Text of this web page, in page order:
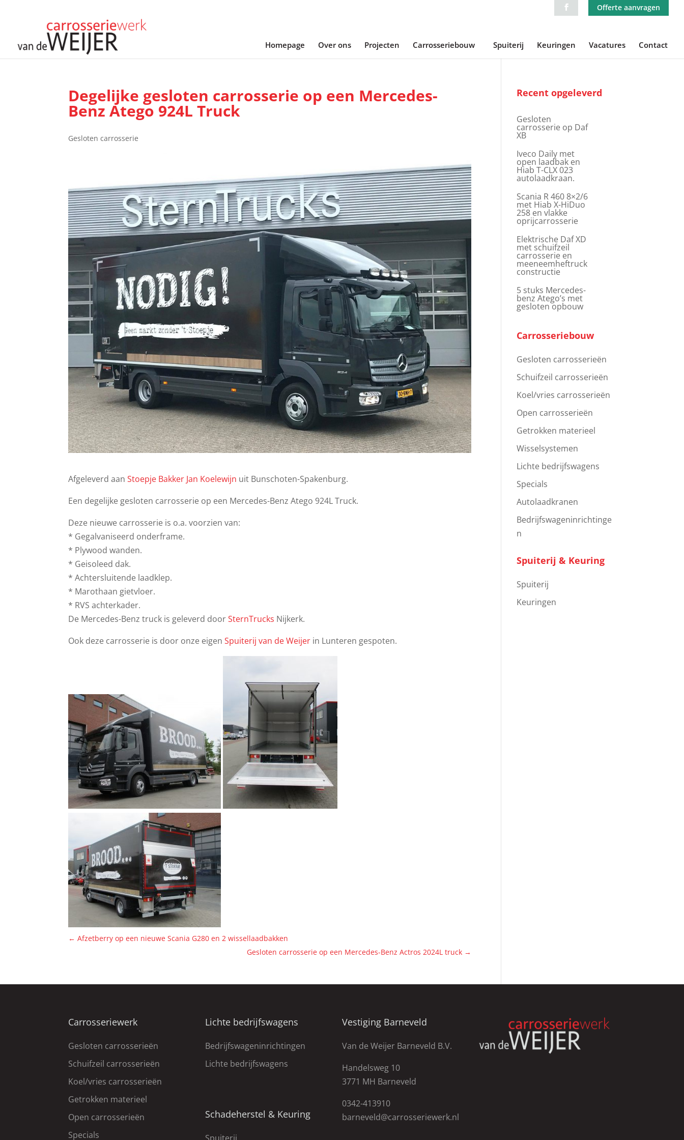
Offerte aanvragen
Homepage Over ons Projecten Carrosseriebouw Spuiterij Keuringen Vacatures Contact
Degelijke gesloten carrosserie op een Mercedes-
Benz Atego 924L Truck
Gesloten carrosserie
Afgeleverd aanStoepje Bakker Jan Koelewijn uit Bunschoten-Spakenburg.
Een degelijke gesloten carrosserie op een Mercedes-Benz Atego 924L Truck.
Deze nieuwe carrosserie is o.a. voorzien van:
* Gegalvaniseerd onderframe.
* Plywood wanden.
* Geisoleed dak.
* Achtersluitende laadklep.
* Marothaan gietvloer.
* RVS achterkader.
De Mercedes-Benz truck is geleverd doorSternTrucks Nijkerk.
Ook deze carrosserie is door onze eigenSpuiterij van de Weijer in Lunteren gespoten.
← Afzetberry op een nieuwe Scania G280 en 2 wissellaadbakken
Gesloten carrosserie op een Mercedes-Benz Actros 2024L truck →
Recent opgeleverd
Gesloten
carrosserie op Daf
XB
Iveco Daily met
open laadbak en
Hiab T-CLX 023
autolaadkraan.
Scania R 460 8×2/6
met Hiab X-HiDuo
258 en vlakke
oprijcarrosserie
Elektrische Daf XD
met schuifzeil
carrosserie en
meeneemheftruck
constructie
5 stuks Mercedes-
benz Atego’s met
gesloten opbouw
Carrosseriebouw
Gesloten carrosserieën
Schuifzeil carrosserieën
Koel/vries carrosserieën
Open carrosserieën
Getrokken materieel
Wisselsystemen
Lichte bedrijfswagens
Specials
Autolaadkranen
Bedrijfswageninrichtinge
n
Spuiterij & Keuring
Spuiterij
Keuringen
Carrosseriewerk
Gesloten carrosserieën
Schuifzeil carrosserieën
Koel/vries carrosserieën
Getrokken materieel
Open carrosserieën
Specials
Lichte bedrijfswagens
Bedrijfswageninrichtingen
Lichte bedrijfswagens
Schadeherstel & Keuring
Vestiging Barneveld
Van de Weijer Barneveld B.V.
Handelsweg 10
3771 MH Barneveld
0342-413910
barneveld@carrosseriewerk.nl